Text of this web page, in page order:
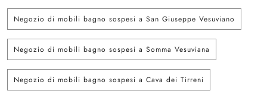
Negozio di mobili bagno sospesi a San Giuseppe Vesuviano
Negozio di mobili bagno sospesi a Somma Vesuviana
Negozio di mobili bagno sospesi a Cava dei Tirreni